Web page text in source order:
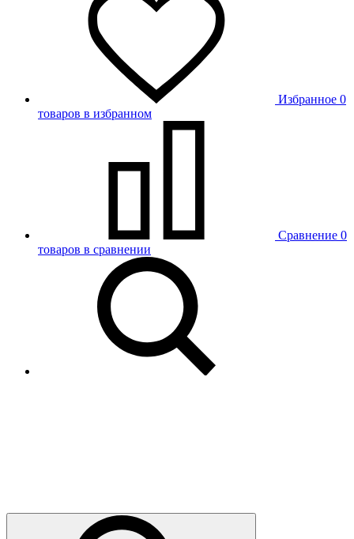
Избранное 0
товаров в избранном
Сравнение 0
товаров в сравнении